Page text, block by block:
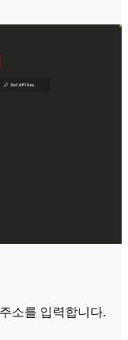
소를 입력합니다.